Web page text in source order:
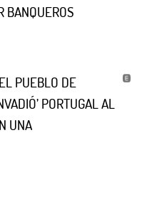
BANQUEROS
PUEBLO DE
PORTUGAL AL
UNA